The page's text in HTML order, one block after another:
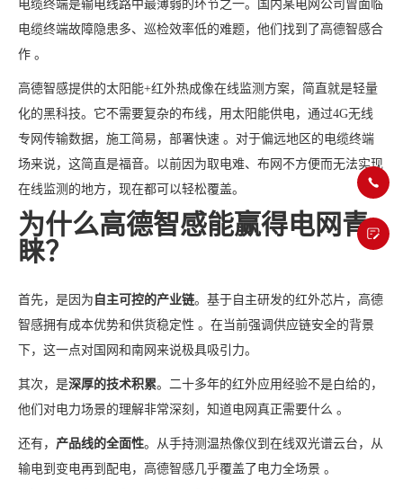
电缆终端是输电线路中最薄弱的环节之一。国内某电网公司曾面临
电缆终端故障隐患多、巡检效率低的难题，他们找到了高德智感合
作 。
高德智感提供的太阳能+红外热成像在线监测方案，简直就是轻量
化的黑科技。它不需要复杂的布线，用太阳能供电，通过4G无线
专网传输数据，施工简易，部署快速 。对于偏远地区的电缆终端
场来说，这简直是福音。以前因为取电难、布网不方便而无法实现
在线监测的地方，现在都可以轻松覆盖。
为什么高德智感能赢得电网青
睐？
首先，是因为 自主可控的产业链。基于自主研发的红外芯片，高德
智感拥有成本优势和供货稳定性 。在当前强调供应链安全的背景
下，这一点对国网和南网来说极具吸引力。
其次，是深厚的技术积累。二十多年的红外应用经验不是白给的，
他们对电力场景的理解非常深刻，知道电网真正需要什么 。
还有， 产品线的全面性。从手持测温热像仪到在线双光谱云台，从
输电到变电再到配电，高德智感几乎覆盖了电力全场景 。